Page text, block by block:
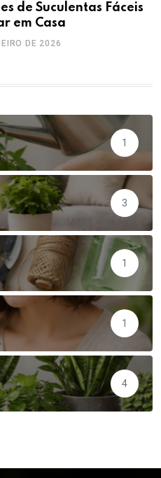
de Suculentas Fáceis
em Casa
DE 2026
1
3
1
1
4